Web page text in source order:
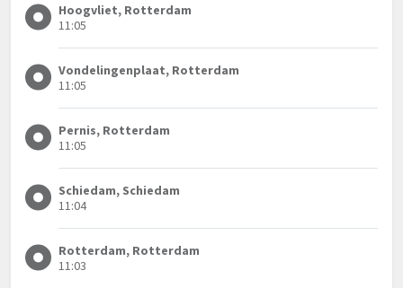
Hoogvliet, Rotterdam
11:05
Vondelingenplaat, Rotterdam
11:05
Pernis, Rotterdam
11:05
Schiedam, Schiedam
11:04
Rotterdam, Rotterdam
11:03